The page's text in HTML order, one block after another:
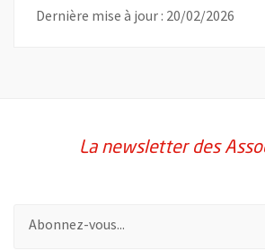
Dernière mise à jour : 20/02/2026
La newsletter des